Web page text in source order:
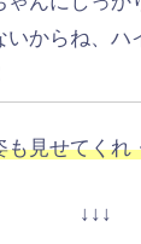
いからね、ハ
も見せてくれ
↓↓↓